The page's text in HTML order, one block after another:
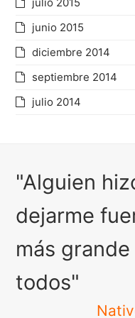
julio 2015
junio 2015
diciembre 2014
septiembre 2014
julio 2014
"Alguien
dejarme
más
todos"